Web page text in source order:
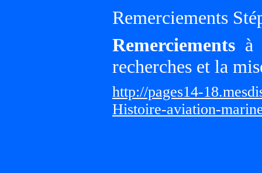
Remerciements
Remerciements à
recherches et la
http://pages14-
Histoire-aviation-